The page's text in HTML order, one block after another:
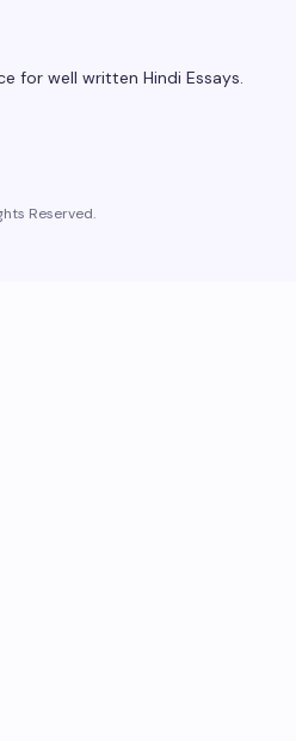
for well written Hindi Essays.
Reserved.